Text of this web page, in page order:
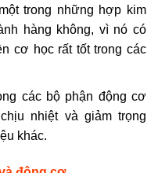
trong những hợp kim
hàng không, vì nó có
cơ học rất tốt trong các
các bộ phận động cơ
nhiệt và giảm trọng
khác.